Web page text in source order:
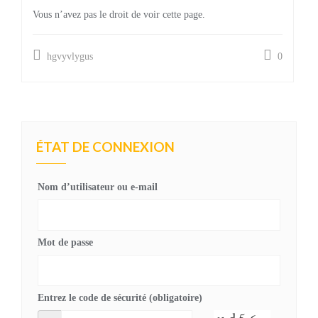
Vous n’avez pas le droit de voir cette page.
hgvyvlygus 0
ÉTAT DE CONNEXION
Nom d’utilisateur ou e-mail
Mot de passe
Entrez le code de sécurité (obligatoire)